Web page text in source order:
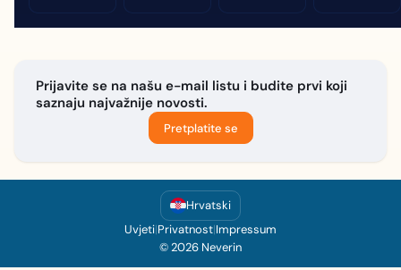
Prijavite se na našu e-mail listu i budite prvi koji
saznaju najvažnije novosti.
Pretplatite se
Hrvatski
Uvjeti|Privatnost|Impressum
© 2026 Neverin